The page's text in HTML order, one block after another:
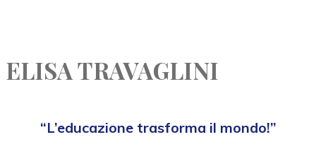
ELISA TRAVAGLINI
“L’educazione trasforma il mondo!”